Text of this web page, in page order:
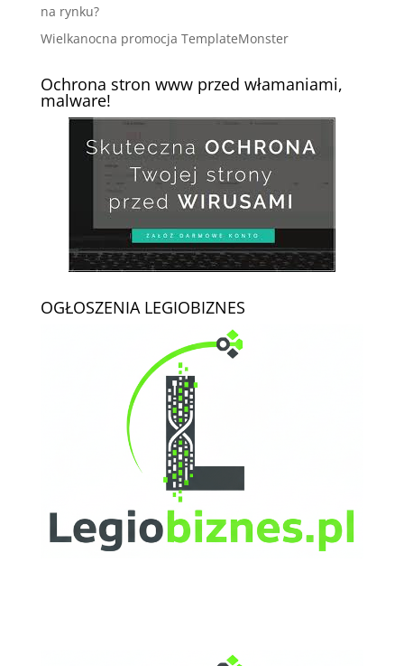
na rynku?
Wielkanocna promocja TemplateMonster
Ochrona stron www przed włamaniami,
malware!
OGŁOSZENIA LEGIOBIZNES